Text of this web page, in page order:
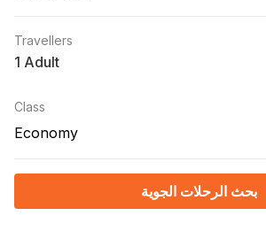
Travellers
1 Adult
Class
Economy